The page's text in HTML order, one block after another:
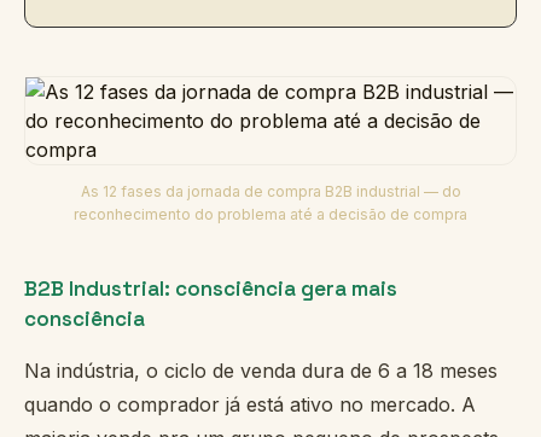
As 12 fases da jornada de compra B2B industrial — do
reconhecimento do problema até a decisão de compra
B2B Industrial: consciência gera mais
consciência
Na indústria, o ciclo de venda dura de 6 a 18 meses
quando o comprador já está ativo no mercado. A